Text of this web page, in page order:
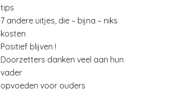
tips
7 andere uitjes, die – bijna – niks
kosten
Positief blijven !
Doorzetters danken veel aan hun
vader
opvoeden voor ouders